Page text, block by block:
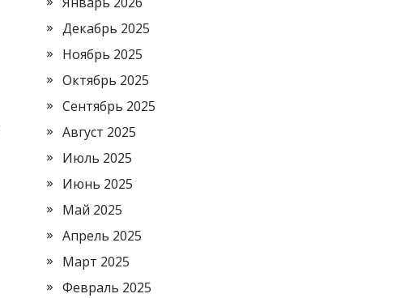
Декабрь 2025
Ноябрь 2025
Октябрь 2025
Сентябрь 2025
Август 2025
Июль 2025
Июнь 2025
Май 2025
Апрель 2025
Март 2025
Февраль 2025